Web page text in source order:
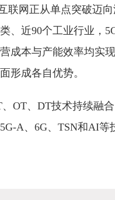
联网正从单点突破迈
、近90个工业行业，
成本与产能效率均实
形成各自优势。
、OT、DT技术持续融
A、6G、TSN和AI